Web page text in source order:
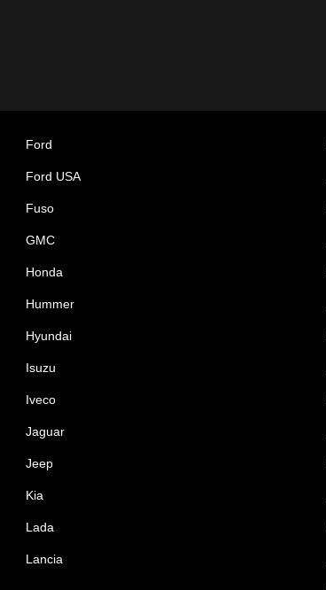
Ford
Ford USA
Fuso
GMC
Honda
Hummer
Hyundai
Isuzu
Iveco
Jaguar
Jeep
Kia
Lada
Lancia